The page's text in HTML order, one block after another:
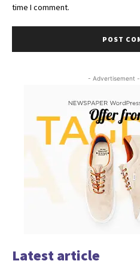
time I comment.
- Advertisement -
Latest article